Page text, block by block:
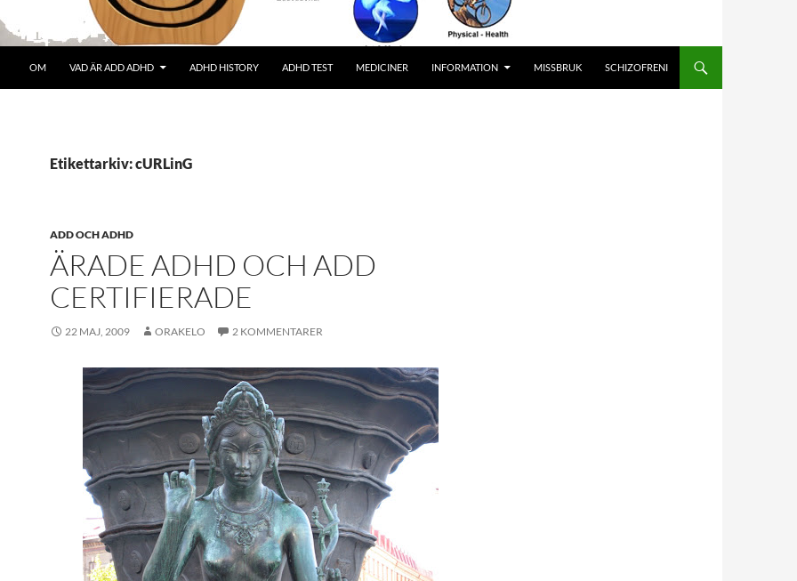
OM VAD ÄR ADD ADHD ADHD HISTORY ADHD TEST MEDICINER INFORMATION MISSBRUK SCHIZOFRENI
Etikettarkiv: cURLinG
ADD OCH ADHD
ÄRADE ADHD OCH ADD
CERTIFIERADE
22 MAJ, 2009 ORAKELO 2 KOMMENTARER